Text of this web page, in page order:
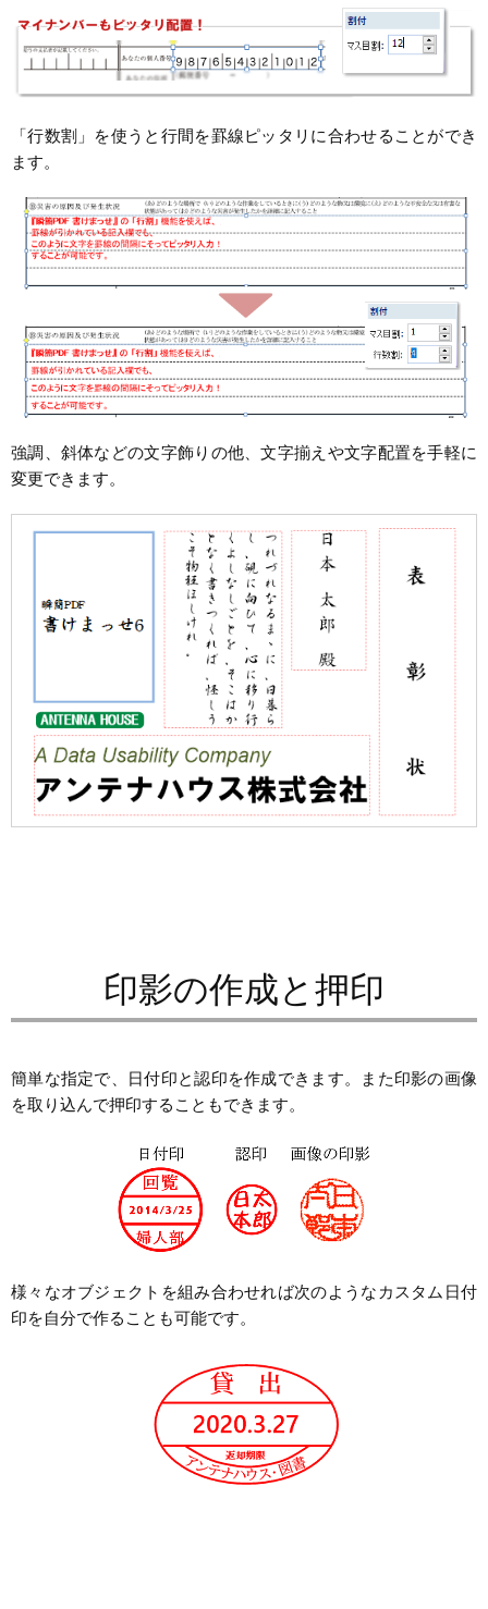
「行数割」を使うと行間を罫線ピッタリに合わせることができ
ます。
強調、斜体などの文字飾りの他、文字揃えや文字配置を手軽に
変更できます。
印影の作成と押印
簡単な指定で、日付印と認印を作成できます。また印影の画像
を取り込んで押印することもできます。
様々なオブジェクトを組み合わせれば次のようなカスタム日付
印を自分で作ることも可能です。